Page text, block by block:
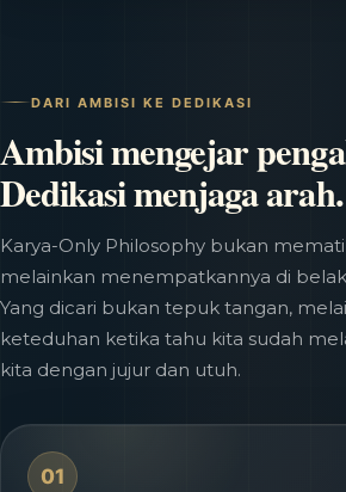
DARI AMBISI KE DEDIKASI
Ambisi mengejar
Dedikasi menjaga arah.
Karya-Only Philosophy bukan
melainkan menempatkannya di
Yang dicari bukan tepuk tangan,
keteduhan ketika tahu kita sudah
kita dengan jujur dan utuh.
01